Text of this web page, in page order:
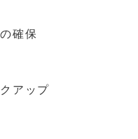
確保
アップ